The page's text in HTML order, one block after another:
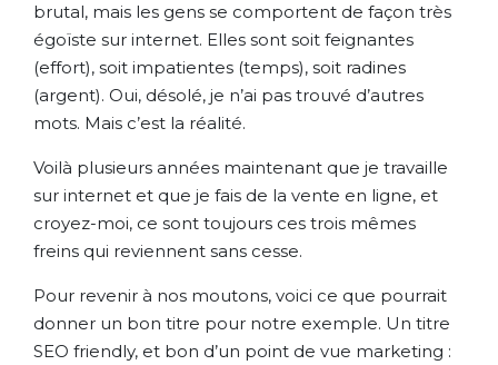
brutal, mais les gens se comportent de façon très
égoïste sur internet. Elles sont soit feignantes
(effort), soit impatientes (temps), soit radines
(argent). Oui, désolé, je n’ai pas trouvé d’autres
mots. Mais c’est la réalité.
Voilà plusieurs années maintenant que je travaille
sur internet et que je fais de la vente en ligne, et
croyez-moi, ce sont toujours ces trois mêmes
freins qui reviennent sans cesse.
Pour revenir à nos moutons, voici ce que pourrait
donner un bon titre pour notre exemple. Un titre
SEO friendly, et bon d’un point de vue marketing :